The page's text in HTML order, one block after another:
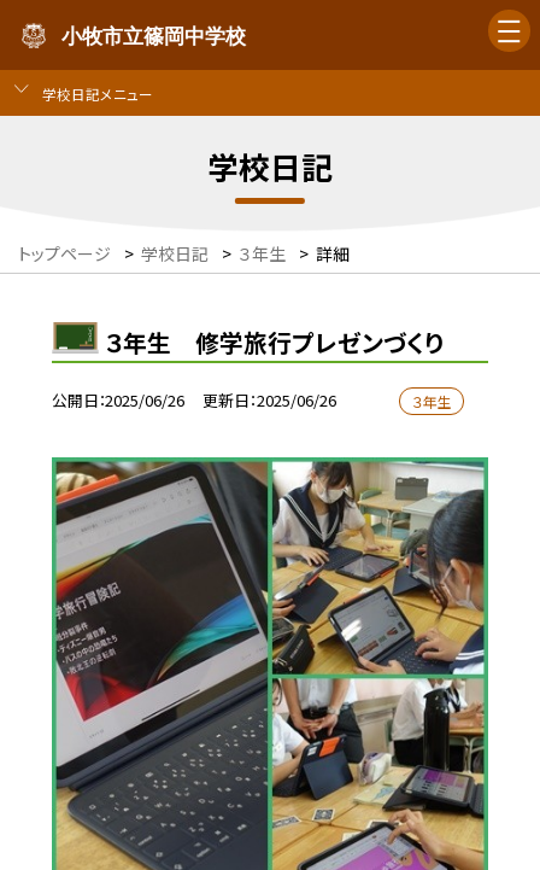
小牧市立篠岡中学校
学校日記メニュー
学校日記
トップページ > 学校日記 > ３年生 > 詳細
３年生 修学旅行プレゼンづくり
公開日 2025/06/26 更新日 2025/06/26 ３年生